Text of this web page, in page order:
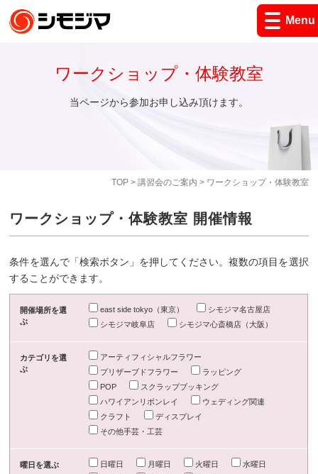
Menu
TOP> 講習会のご案内 > ワークショップ・体験教室
ワークショップ・体験教室
当ページから参加お申し込み頂けます。
ワークショップ・体験教室 開催情報
条件を選んで「検索ボタン」を押してください。複数の項目を選択
することができます。
開催場所を選
ぶ
east side tokyo（東京）
シモジマ名古屋店
シモジマ岐阜店
シモジマ心斎橋店（大阪）
カテゴリを選
ぶ
アーティフィシャルフラワー
プリザーブドフラワー
ラッピング
POP
スクラップブッキング
ハワイアンリボンレイ
ウェディング関連
クラフト
ディスプレイ
その他手芸・工芸
曜日を選ぶ 日曜日 月曜日 火曜日
水曜日